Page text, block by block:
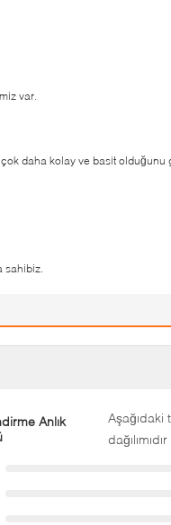
var.
daha kolay ve basit olduğunu
sahibiz.
Anlık
Aşağıdaki
dağılımıdır